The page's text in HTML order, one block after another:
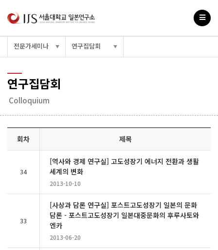
전문가세미나 ▼ 연구집담회 ▼
연구집담회
Colloquium
회차 제목
34
[역사와 경제 연구실] 고도성장기 에너지 전환과 생활
세계의 변화
2013-10-10
33
[사상과 담론 연구실] 포스트고도성장기 일본의 문화
담론 - 포스트고도성장기 일본대중문화의 후루사토와
엔카
2013-06-20